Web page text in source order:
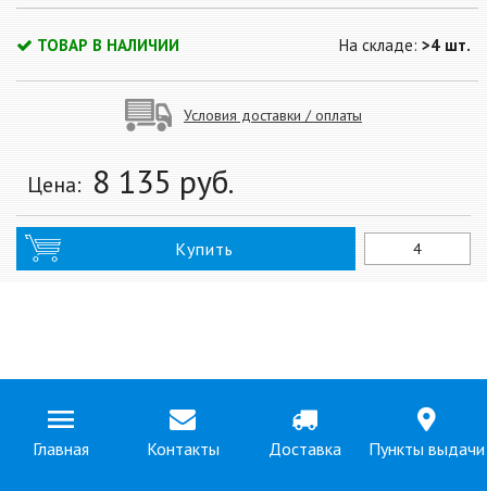
ТОВАР В НАЛИЧИИ На складе: >4 шт.
Условия доставки / оплаты
Цена: 8 135 руб.
Купить
Главная Контакты Доставка Пункты выдачи